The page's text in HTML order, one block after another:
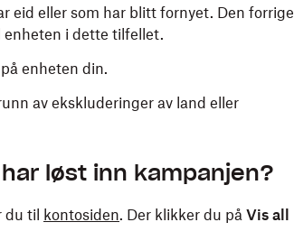
eid eller som har blitt fornyet. Den forrige
i dette tilfellet.
enheten din.
av ekskluderinger av land eller
løst inn kampanjen?
til kontosiden. Der klikker du på Vis all